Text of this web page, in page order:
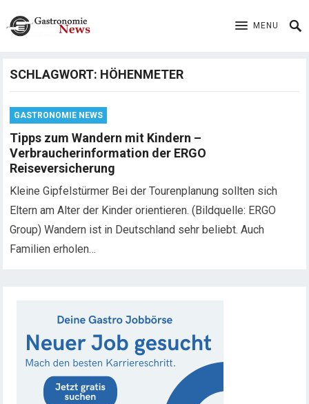
MENU
SCHLAGWORT: HÖHENMETER
GASTRONOMIE NEWS
Tipps zum Wandern mit Kindern –
Verbraucherinformation der ERGO
Reiseversicherung
Kleine Gipfelstürmer Bei der Tourenplanung sollten sich
Eltern am Alter der Kinder orientieren. (Bildquelle: ERGO
Group) Wandern ist in Deutschland sehr beliebt. Auch
Familien erholen…